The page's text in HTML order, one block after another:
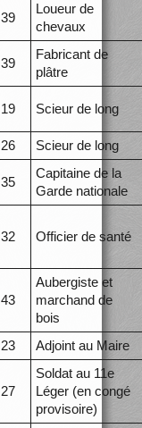
39
Loueur de
chevaux
39
Fabricant de
plâtre
19 Scieur de long
26 Scieur de long
35
Capitaine de la
Garde nationale
32 Officier de santé
43
Aubergiste et
marchand de
bois
23 Adjoint au Maire
27
Soldat au 11e
Léger (en congé
provisoire)